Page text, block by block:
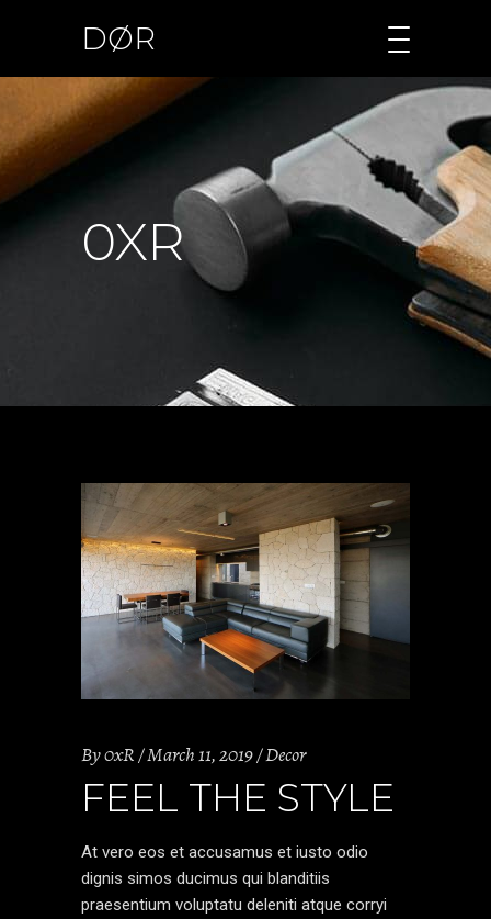
DØR
0XR
By0xR March 11, 2019 Decor
FEEL THE STYLE
At vero eos et accusamus et iusto odio
dignis simos ducimus qui blanditiis
praesentium voluptatu deleniti atque corryi